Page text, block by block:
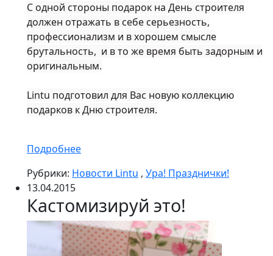
С одной стороны подарок на День строителя
должен отражать в себе серьезность,
профессионализм и в хорошем смысле
брутальность, и в то же время быть задорным и
оригинальным.
Lintu подготовил для Вас новую коллекцию
подарков к Дню строителя.
Подробнее
Рубрики: Новости Lintu , Ура! Празднички!
13.04.2015
Кастомизируй это!